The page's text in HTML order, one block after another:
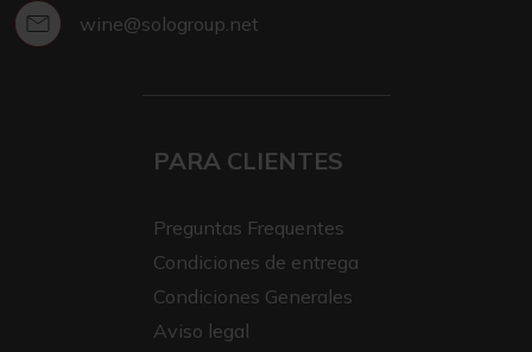
wine@sologroup.net
PARA CLIENTES
Preguntas Frequentes
Condiciones de entrega
Condiciones Generales
Aviso legal